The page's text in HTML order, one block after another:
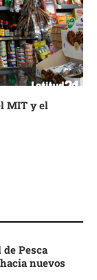
MIT y el
Pesca
nuevos